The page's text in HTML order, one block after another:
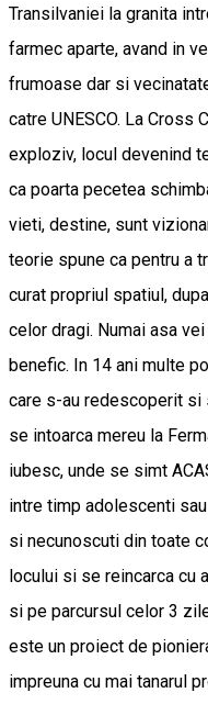
Transilvaniei la granita
farmec aparte, avand in
frumoase dar si
catre UNESCO. La Cross
exploziv, locul devenind
ca poarta pecetea
vieti, destine, sunt
teorie spune ca pentru a
curat propriul spatiul,
celor dragi. Numai asa
benefic. In 14 ani multe
care s-au redescoperit si
se intoarca mereu la
iubesc, unde se simt
intre timp adolescenti
si necunoscuti din toate
locului si se reincarca cu
si pe parcursul celor 3
este un proiect de
impreuna cu mai tanarul